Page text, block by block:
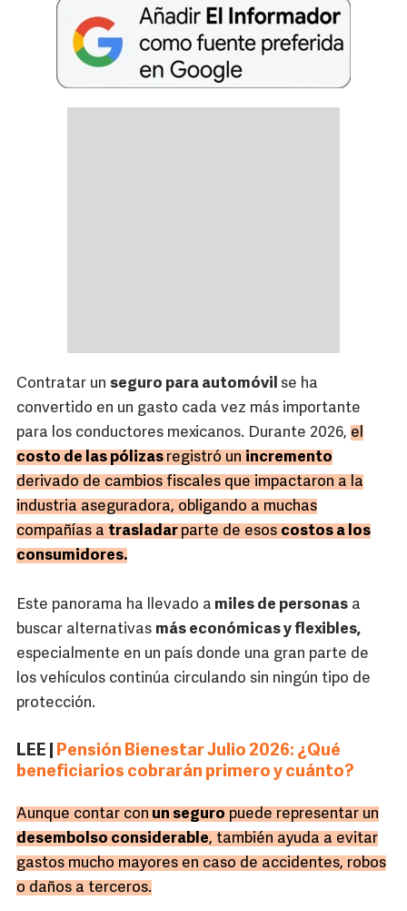
Contratar un seguro para automóvil se ha
convertido en un gasto cada vez más importante
para los conductores mexicanos. Durante 2026, el
costo de las pólizas registró un incremento
derivado de cambios fiscales que impactaron a la
industria aseguradora, obligando a muchas
compañías a trasladar parte de esos costos a los
consumidores.
Este panorama ha llevado a miles de personas a
buscar alternativas más económicas y flexibles,
especialmente en un país donde una gran parte de
los vehículos continúa circulando sin ningún tipo de
protección.
LEE | Pensión Bienestar Julio 2026: ¿Qué
beneficiarios cobrarán primero y cuánto?
Aunque contar con un seguro puede representar un
desembolso considerable, también ayuda a evitar
gastos mucho mayores en caso de accidentes, robos
o daños a terceros.